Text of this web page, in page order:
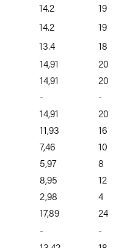
14.2
19
14.2
19
13.4
18
14,91
20
14,91
20
-
-
14,91
20
11,93
16
7,46
10
5,97
8
8,95
12
2,98
4
17,89
24
-
-